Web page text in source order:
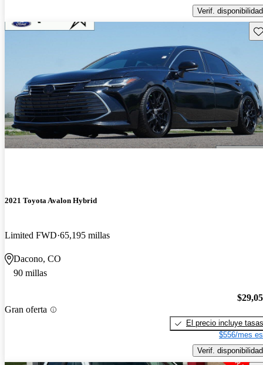
Verif. disponibilidad
2021 Toyota Avalon Hybrid
Limited FWD 65,195 millas
Dacono, CO
90 millas
Gran oferta
El precio incluye tasas
$556/mes
Verif. disponibilidad